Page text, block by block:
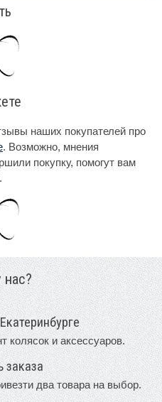
наших покупателей про
. Возможно, мнения
покупку, помогут вам
колясок и аксессуаров.
заказа
два товара на выбор.